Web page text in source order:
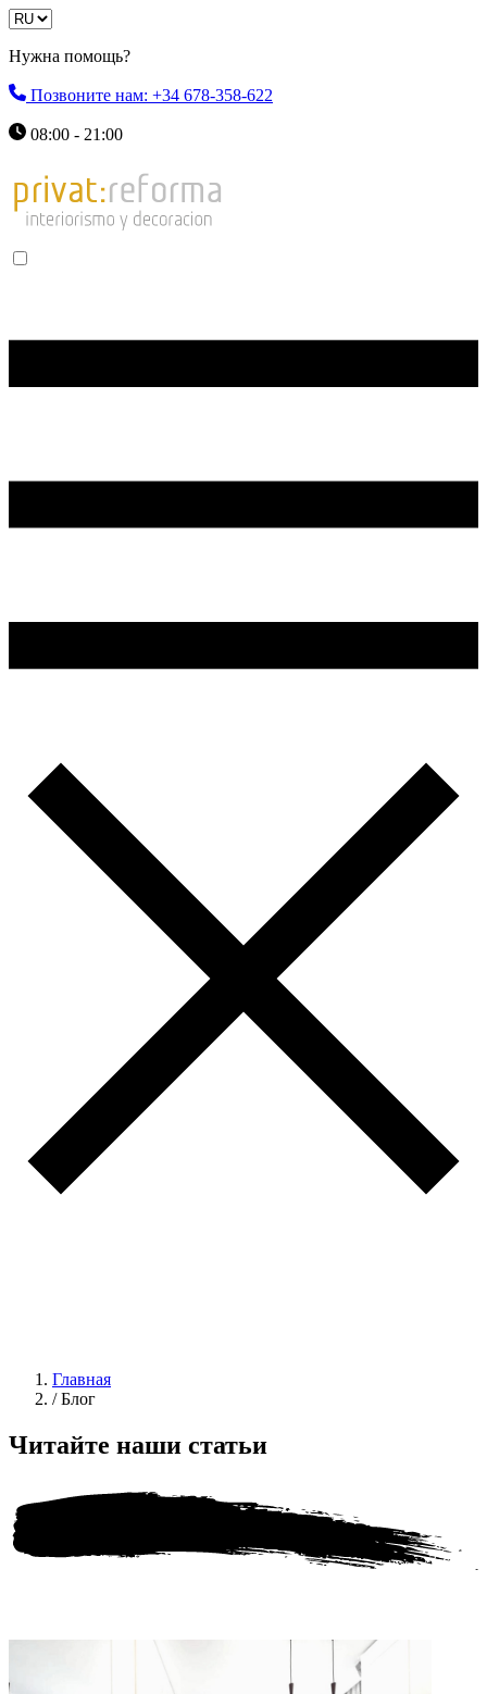
Нужна помощь?
Позвоните нам: +34 678-358-622
08:00 - 21:00
Главная
/ Блог
Читайте наши статьи